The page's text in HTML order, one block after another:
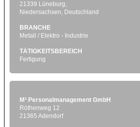
21339 Lüneburg,
Niedersachsen, Deutschland
BRANCHE
Metall / Elektro - Industrie
TÄTIGKEITSBEREICH
Fertigung
M³ Personalmanagement GmbH
Röthenweg 12
21365 Adendorf